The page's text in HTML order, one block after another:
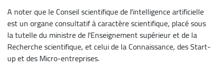
A noter que le Conseil scientifique de l'intelligence artificielle
est un organe consultatif à caractère scientifique, placé sous
la tutelle du ministre de l'Enseignement supérieur et de la
Recherche scientifique, et celui de la Connaissance, des Start-
up et des Micro-entreprises.